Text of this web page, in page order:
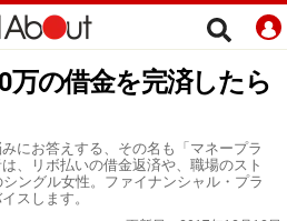
万の借金を完済したら
にお答えする、その名も「マネープラ
、リボ払いの借金返済や、職場のスト
ングル女性。ファイナンシャル・プラ
スします。